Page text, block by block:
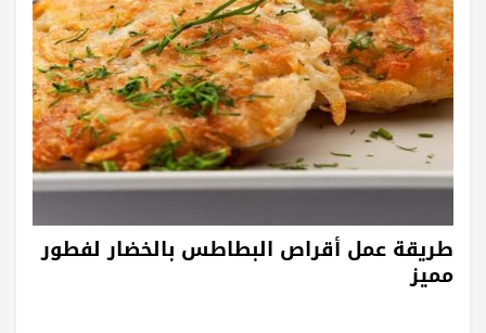
طريقة عمل أقراص البطاطس بالخضار لفطور
مميز